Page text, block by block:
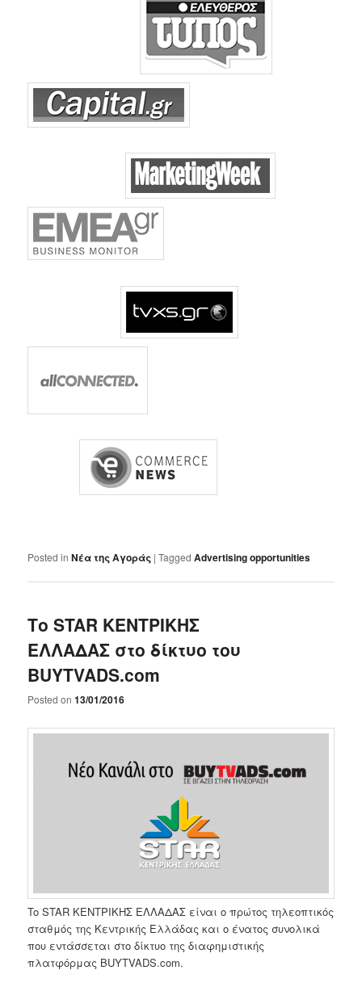
Posted in Nέα της Αγοράς |Tagged Advertising opportunities
Το STAR ΚΕΝΤΡΙΚΗΣ
ΕΛΛΑΔΑΣ στο δίκτυο του
BUYTVADS.com
Posted on13/01/2016
To STAR ΚΕΝΤΡΙΚΗΣ ΕΛΛΑΔΑΣ είναι ο πρώτος τηλεοπτικός
σταθμός της Κεντρικής Ελλάδας και ο ένατος συνολικά
που εντάσσεται στο δίκτυο της διαφημιστικής
πλατφόρμας BUYTVADS.com.